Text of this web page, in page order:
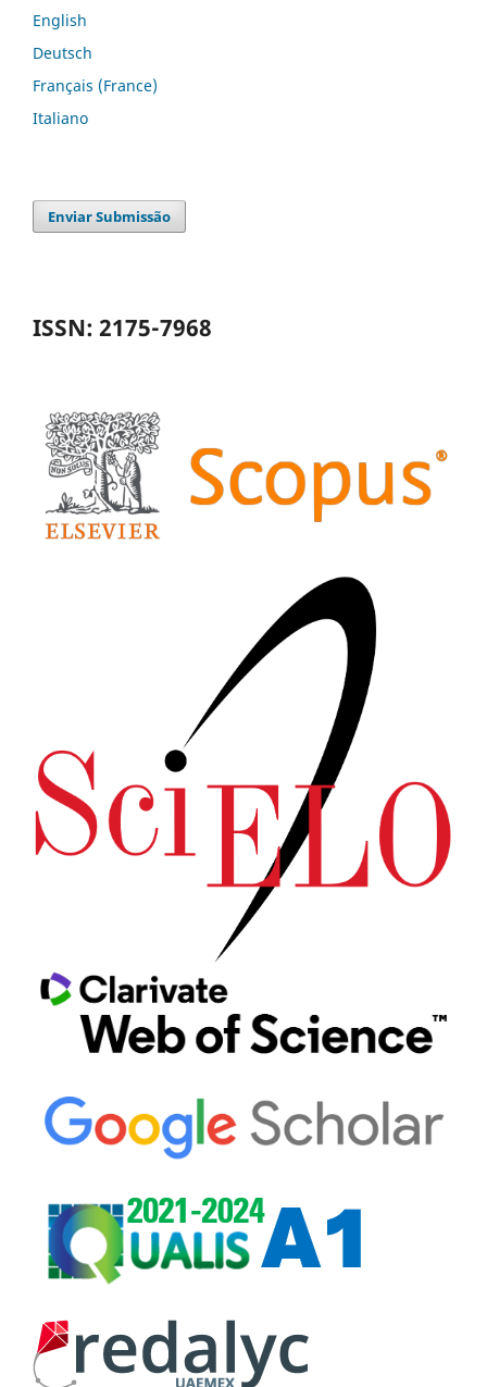
English
Deutsch
Français (France)
Italiano
Enviar Submissão
ISSN: 2175-7968